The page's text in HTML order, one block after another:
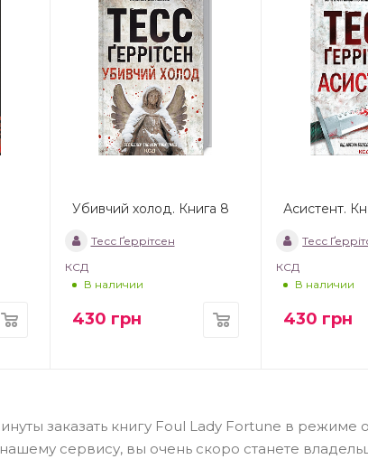
Убивчий холод. Книга 8
Тесс Ґеррітсен
КСД
В наличии
430 грн
Асистент.
Тесс
КСД
В наличии
430 грн
заказать книгу Foul Lady Fortune в режиме
сервису, вы очень скоро станете